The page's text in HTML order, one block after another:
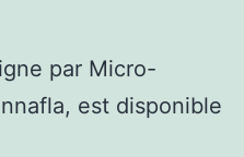
par Micro-
est disponible